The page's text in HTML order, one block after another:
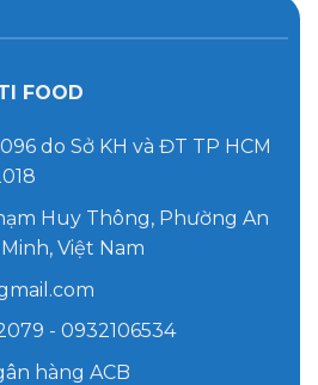
FOOD
do Sở KH và ĐT TP HCM
Huy Thông, Phường An
Việt Nam
- 0932106534
hàng ACB